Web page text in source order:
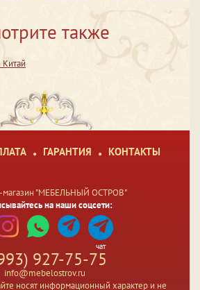
также
Китай
ГАРАНТИЯ КОНТАКТЫ
магазин "МЕБЕЛЬНЫЙ ОСТРОВ"
на наши соцсети:
чат
927-75-75
info@mebelostrov.ru
носят информационный характер и не